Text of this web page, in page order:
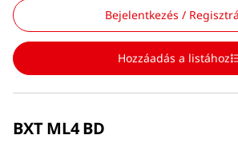
Bejelentkezés /
Hozzáadás a listához
BXT ML4 BD